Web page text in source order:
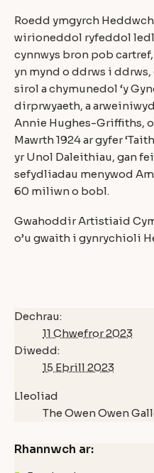
Roedd ymgyrch
wirioneddol ryfeddol
cynnwys bron pob
yn mynd o ddrws i
sirol a chymunedol ‘y
dirprwyaeth, a
Annie Hughes-Griffiths,
Mawrth 1924 ar gyfer
yr Unol Daleithiau, gan
sefydliadau menywod
60 miliwn o bobl.
Gwahoddir Artistiaid
o’u gwaith i gynrychioli
Dechrau:
11 Chwefror 2023
Diwedd:
15 Ebrill 2023
Lleoliad
The Owen Owen
Rhannwch ar: